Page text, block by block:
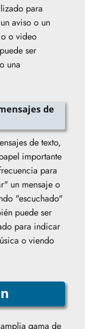
para
aviso o un
o video
ser
una
de
de texto,
importante
para
un mensaje o
"escuchado"
puede ser
para indicar
o viendo
gama de